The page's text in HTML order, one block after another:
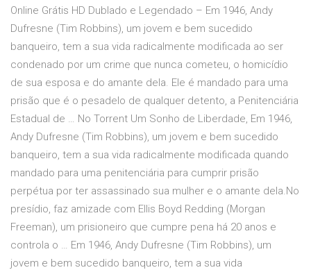
Online Grátis HD Dublado e Legendado – Em 1946, Andy
Dufresne (Tim Robbins), um jovem e bem sucedido
banqueiro, tem a sua vida radicalmente modificada ao ser
condenado por um crime que nunca cometeu, o homicídio
de sua esposa e do amante dela. Ele é mandado para uma
prisão que é o pesadelo de qualquer detento, a Penitenciária
Estadual de … No Torrent Um Sonho de Liberdade, Em 1946,
Andy Dufresne (Tim Robbins), um jovem e bem sucedido
banqueiro, tem a sua vida radicalmente modificada quando
mandado para uma penitenciária para cumprir prisão
perpétua por ter assassinado sua mulher e o amante dela.No
presídio, faz amizade com Ellis Boyd Redding (Morgan
Freeman), um prisioneiro que cumpre pena há 20 anos e
controla o … Em 1946, Andy Dufresne (Tim Robbins), um
jovem e bem sucedido banqueiro, tem a sua vida